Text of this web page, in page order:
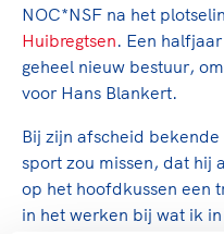
Sport gaat niet
Sport verenigt. Op
de sportschool te
voor Sifan Hassan,
Groot en het
genieten van de
High5 Stappenplan
Ruimte voor sport
Clubondersteuning
Samen voor
sportomgeving
Top
De TeamNL
De TeamNL
ontwikkelprogramma
binnen TeamNL
bestuurders,
NOC*NSF na het
Huibregtsen. Een
geheel nieuw bestuur,
voor Hans Blankert.
Bij zijn afscheid
sport zou missen, dat hij
op het hoofdkussen een
in het werken bij wat ik